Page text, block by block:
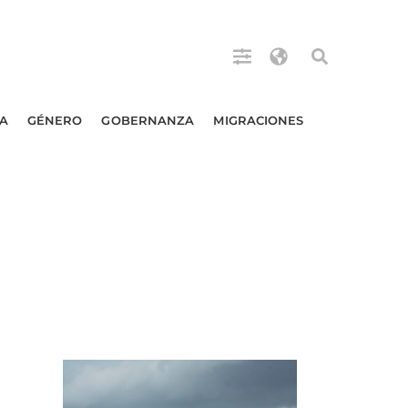
GÉNERO GOBERNANZA MIGRACIONES